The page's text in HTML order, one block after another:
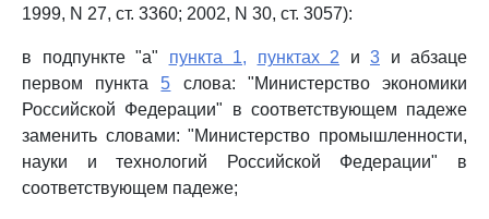
1999, N 27, ст. 3360; 2002, N 30, ст. 3057):
в подпункте "а" пункта 1, пунктах 2 и 3 и абзаце
первом пункта 5 слова: "Министерство экономики
Российской Федерации" в соответствующем падеже
заменить словами: "Министерство промышленности,
науки и технологий Российской Федерации" в
соответствующем падеже;